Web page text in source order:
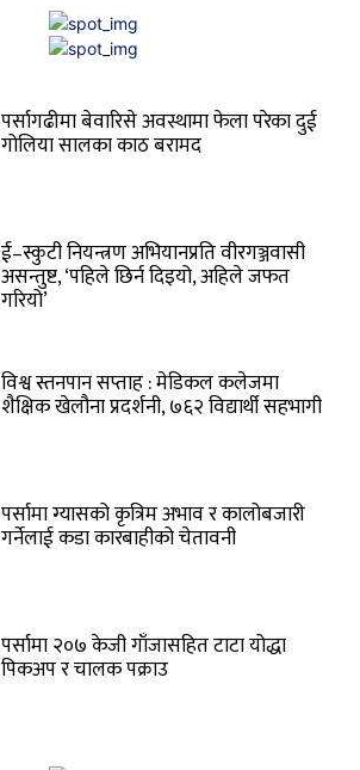
पर्सागढीमा बेवारिसे अवस्थामा फेला परेका दुई
गोलिया सालका काठ बरामद
ई–स्कुटी नियन्त्रण अभियानप्रति वीरगञ्जवासी
असन्तुष्ट, ‘पहिले छिर्न दिइयो, अहिले जफत
गरियो’
विश्व स्तनपान सप्ताह : मेडिकल कलेजमा
शैक्षिक खेलौना प्रदर्शनी, ७६२ विद्यार्थी सहभागी
पर्सामा ग्यासको कृत्रिम अभाव र कालोबजारी
गर्नेलाई कडा कारबाहीको चेतावनी
पर्सामा २०७ केजी गाँजासहित टाटा योद्धा
पिकअप र चालक पक्राउ